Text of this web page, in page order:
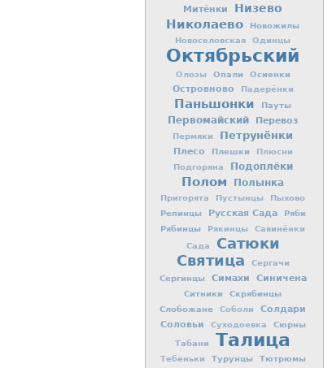
Митёнки
Низево
Николаево Новожилы
Новоселовская Одинцы
Октябрьский
Олозы Опали Осиенки
Островново Падерёнки
Паньшонки Пауты
Первомайский Перевоз
Пермяки Петрунёнки
Плесо Плешки
Плюсни
Подгоряна
Подоплёки
Полом Полынка
Пригорята Пустынцы Пыхово
Репинцы Русская Сада
Ряби
Рябинцы
Рякинцы
Савинёнки
Сада
Сатюки
Святица
Сергачи
Сергинцы Симахи Синичена
Ситники
Скрябинцы
Слобожане
Соболи
Солдари
Соловьи
Суходоевка Сюрны
Табани Талица
Тебеньки Турунцы Тютрюмы